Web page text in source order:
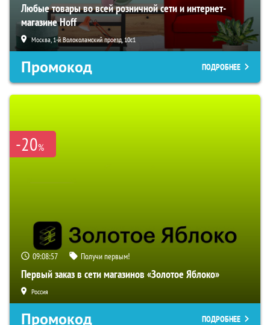
Любые товары во всей розничной сети и интернет-
магазине Hoff
Москва, 1-й Волоколамский проезд, 10с1
Промокод ПОДРОБНЕЕ
-20%
09:08:56 Получи первым!
Первый заказ в сети магазинов «Золотое Яблоко»
Россия
Промокод ПОДРОБНЕЕ